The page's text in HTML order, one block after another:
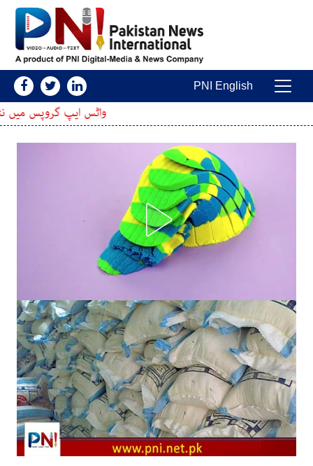
Main Navigation
PNI English
واٹس ایپ گروپس میں نئے فیچرز متعارف